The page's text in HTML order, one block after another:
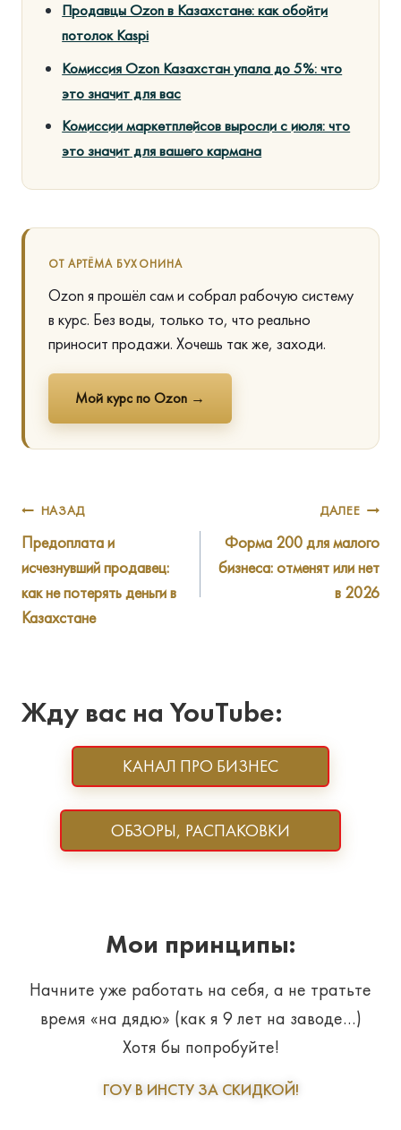
Продавцы Ozon в Казахстане: как обойти
потолок Kaspi
Комиссия Ozon Казахстан упала до 5%: что
это значит для вас
Комиссии маркетплейсов выросли с июля: что
это значит для вашего кармана
ОТ АРТЁМА БУХОНИНА
Ozon я прошёл сам и собрал рабочую систему
в курс. Без воды, только то, что реально
приносит продажи. Хочешь так же, заходи.
Мой курс по Ozon →
Навигация
по
записям
НАЗАД
Предоплата и
исчезнувший продавец:
как не потерять деньги в
Казахстане
ДАЛЕЕ
Форма 200 для малого
бизнеса: отменят или нет
в 2026
Жду вас на YouTube:
КАНАЛ ПРО БИЗНЕС
ОБЗОРЫ, РАСПАКОВКИ
Мои принципы:
Начните уже работать на себя, а не тратьте
время «на дядю» (как я 9 лет на заводе…)
Хотя бы попробуйте!
ГОУ В ИНСТУ ЗА СКИДКОЙ!